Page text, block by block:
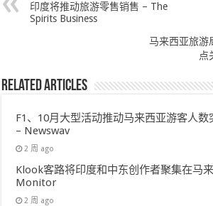
印度将推动旅游零售销售 – The
Spirits Business
马来西亚旅游
点
Related Articles
F1、10月大型活动推动马来西亚游客人数
– Newswav
2 周 ago
Klook客路将印度和中东创作者聚集在马
Monitor
2 周 ago